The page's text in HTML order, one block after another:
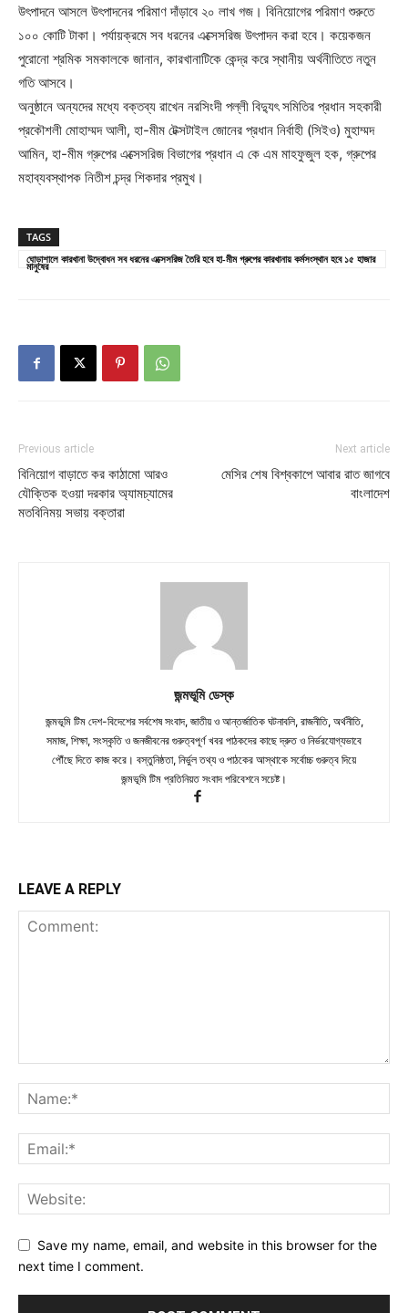
উৎপাদনে আসলে উৎপাদনের পরিমাণ দাঁড়াবে ২০ লাখ গজ। বিনিয়োগের পরিমাণ শুরুতে
১০০ কোটি টাকা। পর্যায়ক্রমে সব ধরনের এক্সেসরিজ উৎপাদন করা হবে। কয়েকজন
পুরোনো শ্রমিক সমকালকে জানান, কারখানাটিকে কেন্দ্র করে স্থানীয় অর্থনীতিতে নতুন
গতি আসবে।
অনুষ্ঠানে অন্যদের মধ্যে বক্তব্য রাখেন নরসিংদী পল্লী বিদ্যুৎ সমিতির প্রধান সহকারী
প্রকৌশলী মোহাম্মদ আলী, হা-মীম টেক্সটাইল জোনের প্রধান নির্বাহী (সিইও) মুহাম্মদ
আমিন, হা-মীম গ্রুপের এক্সেসরিজ বিভাগের প্রধান এ কে এম মাহফুজুল হক, গ্রুপের
মহাব্যবস্থাপক নিতীশ চন্দ্র শিকদার প্রমুখ।
TAGS
ঘোড়াশালে কারখানা উদ্বোধন সব ধরনের এক্সেসরিজ তৈরি হবে হা-মীম গ্রুপের কারখানায় কর্মসংস্থান হবে ১৫ হাজার
মানুষের
Previous article
বিনিয়োগ বাড়াতে কর কাঠামো আরও
যৌক্তিক হওয়া দরকার অ্যামচ্যামের
মতবিনিময় সভায় বক্তারা
Next article
মেসির শেষ বিশ্বকাপে আবার রাত জাগবে
বাংলাদেশ
জন্মভূমি ডেস্ক
জন্মভূমি টিম দেশ-বিদেশের সর্বশেষ সংবাদ, জাতীয় ও আন্তর্জাতিক ঘটনাবলি, রাজনীতি, অর্থনীতি,
সমাজ, শিক্ষা, সংস্কৃতি ও জনজীবনের গুরুত্বপূর্ণ খবর পাঠকদের কাছে দ্রুত ও নির্ভরযোগ্যভাবে
পৌঁছে দিতে কাজ করে। বস্তুনিষ্ঠতা, নির্ভুল তথ্য ও পাঠকের আস্থাকে সর্বোচ্চ গুরুত্ব দিয়ে
জন্মভূমি টিম প্রতিনিয়ত সংবাদ পরিবেশনে সচেষ্ট।
LEAVE A REPLY
Save my name, email, and website in this browser for the
next time I comment.